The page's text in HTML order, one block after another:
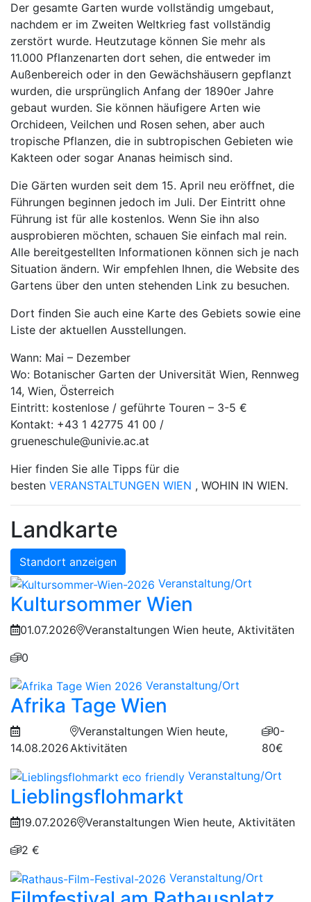
Der gesamte Garten wurde vollständig umgebaut,
nachdem er im Zweiten Weltkrieg fast vollständig
zerstört wurde. Heutzutage können Sie mehr als
11.000 Pflanzenarten dort sehen, die entweder im
Außenbereich oder in den Gewächshäusern gepflanzt
wurden, die ursprünglich Anfang der 1890er Jahre
gebaut wurden. Sie können häufigere Arten wie
Orchideen, Veilchen und Rosen sehen, aber auch
tropische Pflanzen, die in subtropischen Gebieten wie
Kakteen oder sogar Ananas heimisch sind.
Die Gärten wurden seit dem 15. April neu eröffnet, die
Führungen beginnen jedoch im Juli. Der Eintritt ohne
Führung ist für alle kostenlos. Wenn Sie ihn also
ausprobieren möchten, schauen Sie einfach mal rein.
Alle bereitgestellten Informationen können sich je nach
Situation ändern. Wir empfehlen Ihnen, die Website des
Gartens über den unten stehenden Link zu besuchen.
Dort finden Sie auch eine Karte des Gebiets sowie eine
Liste der aktuellen Ausstellungen.
Wann: Mai – Dezember
Wo: Botanischer Garten der Universität Wien, Rennweg
14, Wien, Österreich
Eintritt: kostenlose / geführte Touren – 3-5 €
Kontakt: +43 1 42775 41 00 /
grueneschule@univie.ac.at
Hier finden Sie alle Tipps für die
besten VERANSTALTUNGEN WIEN , WOHIN IN WIEN.
Landkarte
Standort anzeigen
Veranstaltung/Ort
Kultursommer Wien
01.07.2026
Veranstaltungen Wien heute, Aktivitäten
0
Veranstaltung/Ort
Afrika Tage Wien
14.08.2026
Veranstaltungen Wien heute,
Aktivitäten
0-
80€
Veranstaltung/Ort
Lieblingsflohmarkt
19.07.2026
Veranstaltungen Wien heute, Aktivitäten
2 €
Veranstaltung/Ort